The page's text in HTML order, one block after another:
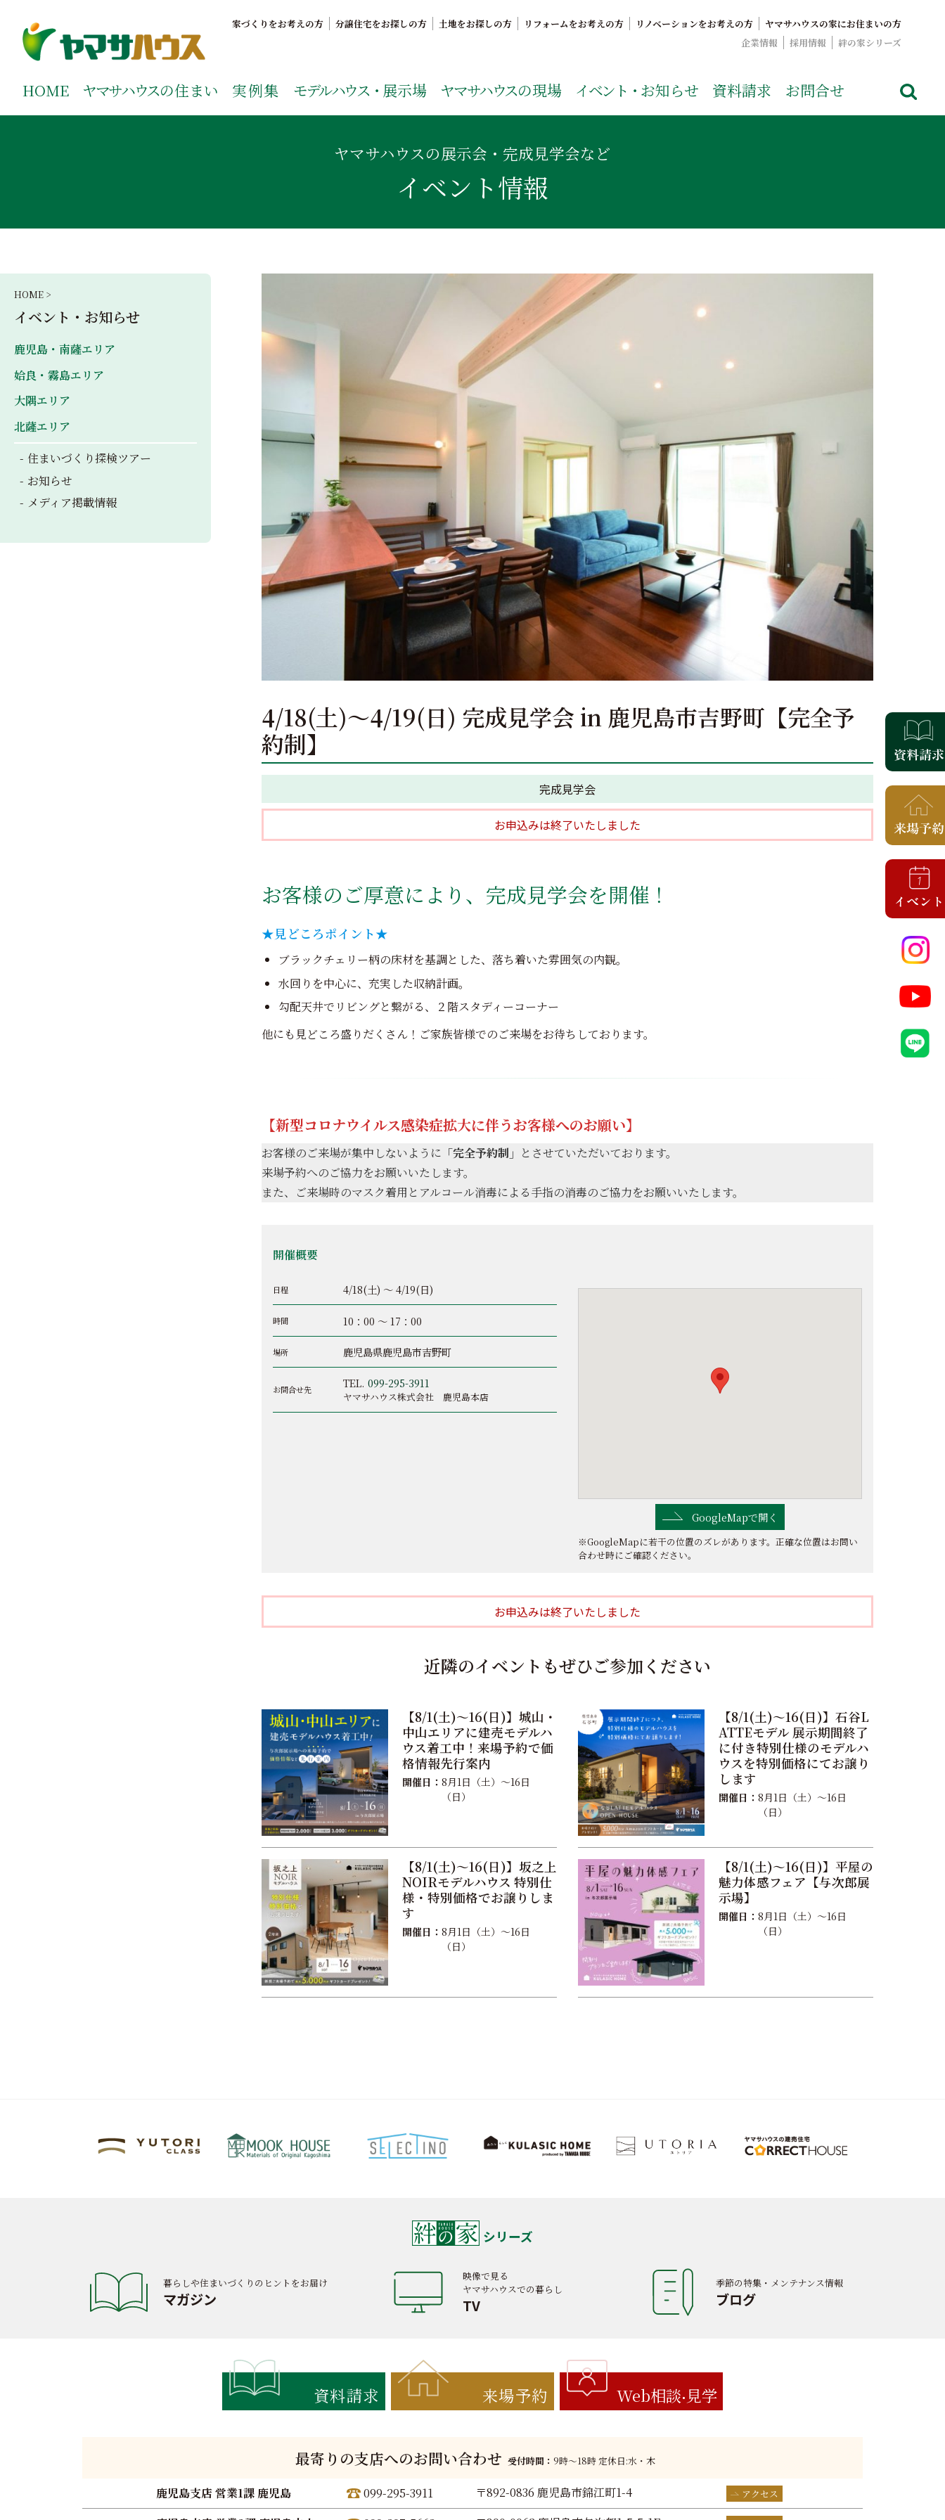
ご覧ください。
家づくりをお考えの方 分譲住宅をお探しの方 土地をお探しの方 リフォームをお考えの方 リノベーションをお考えの方
ヤマサハウスの家にお住まいの方
企業情報
採用情報 絆の家シリーズ
HOME ヤマサハウスの住まい 実例集 モデルハウス・ 展示場 ヤマサハウスの現場 イベント・ お知らせ 資料請求 お問合せ
ヤマサハウスの展示会・完成見学会など
イベント情報
4/18(土)〜4/19(日) 完成見学会 in 鹿児島市吉野町【完全予
約制】
完成見学会
お申込みは終了いたしました
お客様のご厚意により、完成見学会を開催！
★見どころポイント★
ブラックチェリー柄の床材を基調とした、落ち着いた雰囲気の内観。
水回りを中心に、充実した収納計画。
勾配天井でリビングと繋がる、２階スタディーコーナー
他にも見どころ盛りだくさん！ご家族皆様でのご来場をお待ちしております。
【新型コロナウイルス感染症拡大に伴うお客様へのお願い】
お客様のご来場が集中しないように 「完全予約制」 とさせていただいております。
来場予約へのご協力をお願いいたします。
また、ご来場時のマスク着用とアルコール消毒による手指の消毒のご協力をお願いいたします。
開催概要
日程 4/18(土) ～ 4/19(日)
時間 10：00 ～ 17：00
場所 鹿児島県鹿児島市吉野町
お問合せ先 TEL. 099-295-3911
ヤマサハウス株式会社 鹿児島本店
GoogleMapで開く
※GoogleMapに若干の位置のズレがあります。正確な位置はお問い
合わせ時にご確認ください。
お申込みは終了いたしました
近隣のイベントもぜひご参加ください
【8/1(土)〜16(日)】城山・
中山エリアに建売モデルハ
ウス着工中！来場予約で価
格情報先行案内
開催日： 8月1日（土）〜16日
（日）
【8/1(土)〜16(日)】石谷L
ATTEモデル 展示期間終了
に付き特別仕様のモデルハ
ウスを特別価格にてお譲り
します
開催日： 8月1日（土）〜16日
（日）
【8/1(土)〜16(日)】坂之上
NOIRモデルハウス 特別仕
様・特別価格でお譲りしま
す
開催日： 8月1日（土）〜16日
（日）
【8/1(土)〜16(日)】平屋の
魅力体感フェア【与次郎展
示場】
開催日： 8月1日（土）〜16日
（日）
HOME >
イベント・お知らせ
鹿児島・南薩エリア
姶良・霧島エリア
大隅エリア
北薩エリア
住まいづくり探検ツアー
お知らせ
メディア掲載情報
シリーズ
暮らしや住まいづくりのヒントをお届け
マガジン
映像で見る
ヤマサハウスでの暮らし
TV
季節の特集・メンテナンス情報
ブログ
資料請求 来場予約 Web相談 見学
最寄りの支店へのお問い合わせ 受付時間： 9時〜18時 定休日:水・木
鹿児島支店 営業1課 鹿児島 099-295-3911 〒892-0836 鹿児島市錦江町1-4 アクセス